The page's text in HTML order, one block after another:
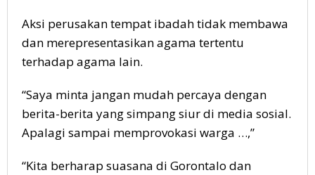
Aksi perusakan tempat ibadah tidak membawa
dan merepresentasikan agama tertentu
terhadap agama lain.
“Saya minta jangan mudah percaya dengan
berita-berita yang simpang siur di media sosial.
Apalagi sampai memprovokasi warga …,”
“Kita berharap suasana di Gorontalo dan